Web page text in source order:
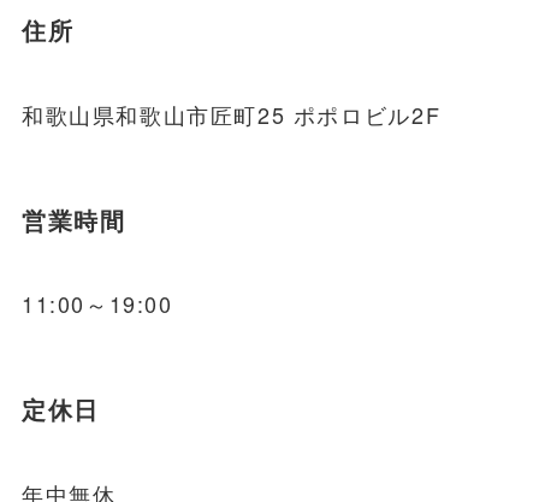
住所
和歌山県和歌山市匠町25 ポポロビル2F
営業時間
11:00～19:00
定休日
年中無休